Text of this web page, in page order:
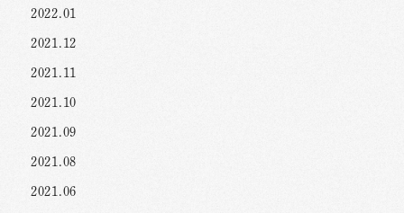
2022.01
2021.12
2021.11
2021.10
2021.09
2021.08
2021.06